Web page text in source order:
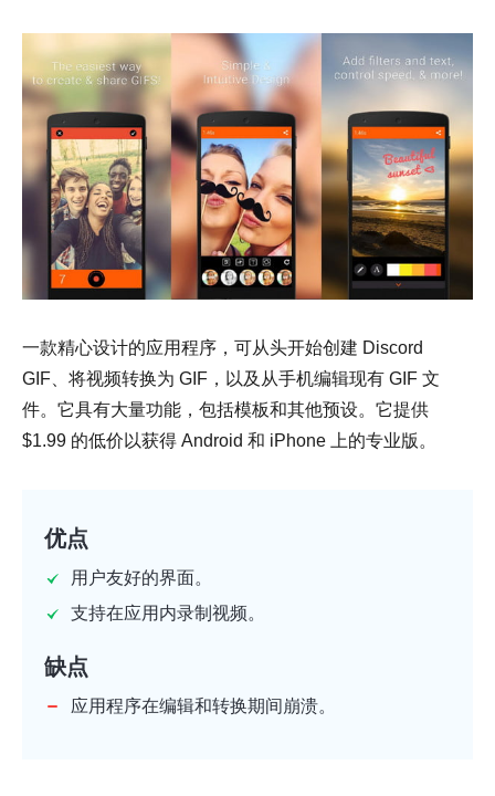
一款精心设计的应用程序，可从头开始创建 Discord
GIF、将视频转换为 GIF，以及从手机编辑现有 GIF 文
件。它具有大量功能，包括模板和其他预设。它提供
$1.99 的低价以获得 Android 和 iPhone 上的专业版。
优点
用户友好的界面。
支持在应用内录制视频。
缺点
应用程序在编辑和转换期间崩溃。